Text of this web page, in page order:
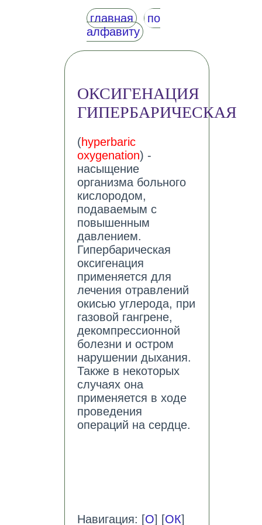
главная
по
алфавиту
ОКСИГЕНАЦИЯ
ГИПЕРБАРИЧЕСКАЯ
(hyperbaric
oxygenation) -
насыщение
организма больного
кислородом,
подаваемым с
повышенным
давлением.
Гипербарическая
оксигенация
применяется для
лечения отравлений
окисью углерода, при
газовой гангрене,
декомпрессионной
болезни и остром
нарушении дыхания.
Также в некоторых
случаях она
применяется в ходе
проведения
операций на сердце.
Навигация: [О] [ОК]